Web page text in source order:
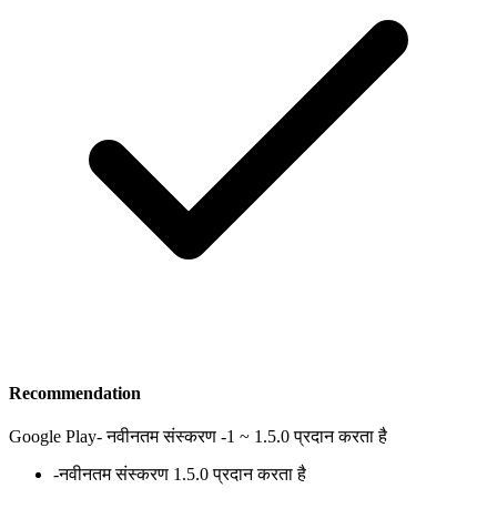
Recommendation
Google Play-नवीनतम संस्करण -1 ~ 1.5.0 प्रदान करता है
-नवीनतम संस्करण 1.5.0 प्रदान करता है